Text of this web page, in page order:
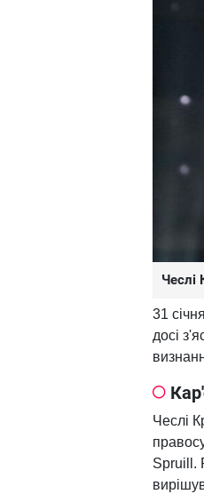
Чеслі
31
досі
Чеслі
Spruill.